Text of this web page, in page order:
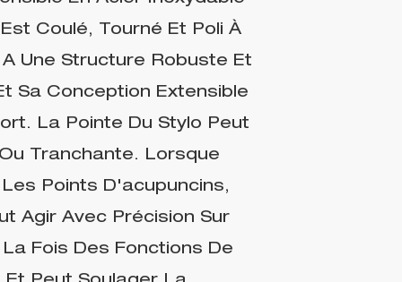
Coulé, Tourné Et Poli À
Une Structure Robuste Et
Sa Conception Extensible
La Pointe Du Stylo Peut
Tranchante. Lorsque
Points D'acupuncins,
Agir Avec Précision Sur
Fois Des Fonctions De